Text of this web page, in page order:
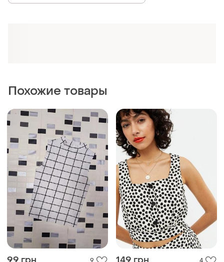
99 грн 9
New Look
Топ new look
38 / M / 46 и еще 1
149 грн 4
New Look
Топ в горошок new look
38 / M / 46 и еще 1